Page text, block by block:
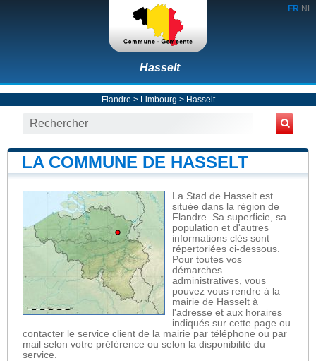
FR NL
Hasselt
Flandre > Limbourg > Hasselt
LA COMMUNE DE HASSELT
La Stad de Hasselt est
située dans la région de
Flandre. Sa superficie, sa
population et d'autres
informations clés sont
répertoriées ci-dessous.
Pour toutes vos
démarches
administratives, vous
pouvez vous rendre à la
mairie de Hasselt à
l'adresse et aux horaires
indiqués sur cette page ou
contacter le service client de la mairie par téléphone ou par
mail selon votre préférence ou selon la disponibilité du
service.